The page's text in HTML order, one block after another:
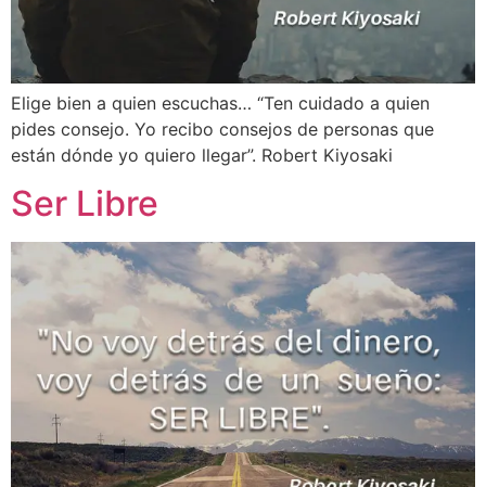
Elige bien a quien escuchas… “Ten cuidado a quien
pides consejo. Yo recibo consejos de personas que
están dónde yo quiero llegar”. Robert Kiyosaki
Ser Libre